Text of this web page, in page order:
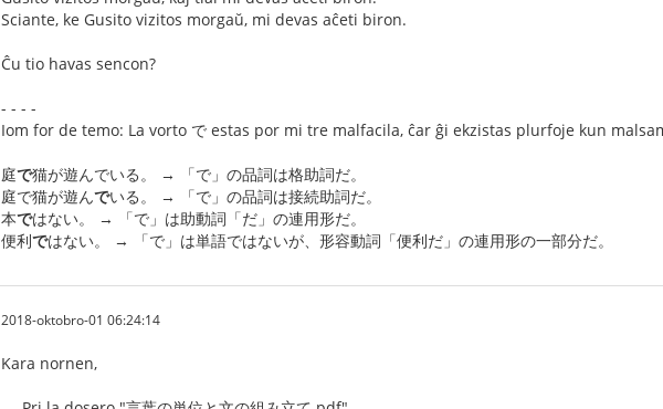
Sciante, ke Gusito vizitos morgaŭ, mi devas aĉeti biron.
Ĉu tio havas sencon?
- - - -
Iom for de temo: La vorto で estas por mi tre malfacila, ĉar ĝi ekzistas plurfoje kun
庭で猫が遊んでいる。 → 「で」の品詞は格助詞だ。
庭で猫が遊んでいる。 → 「で」の品詞は接続助詞だ。
本ではない。 → 「で」は助動詞「だ」の連用形だ。
便利ではない。 → 「で」は単語ではないが、形容動詞「便利だ」の連用形の一部分だ。
2018-oktobro-01 06:24:14
Kara nornen,